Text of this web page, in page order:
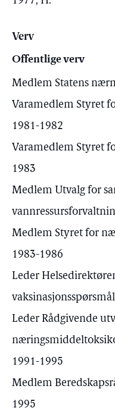
Verv
Offentlige verv
Medlem Statens
Varamedlem Styret
1981-1982
Varamedlem Styret
1983
Medlem Utvalg for
Medlem Styret for
1983-1986
Leder
Leder Rådgivende
1991-1995
Medlem
1995